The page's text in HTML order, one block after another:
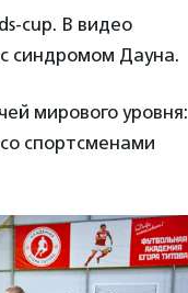
cup. В видео
синдромом Дауна.
мирового уровня:
спортсменами